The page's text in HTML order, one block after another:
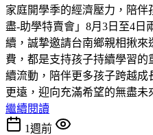
家庭開學季的經濟壓力，陪
盡-助學特賣會」8月3日至4日
續，誠摯邀請台南鄉親相揪
費，都是支持孩子持續學習
續流動，陪伴更多孩子跨越
更遠，迎向充滿希望的無盡未
繼續閱讀
1週前